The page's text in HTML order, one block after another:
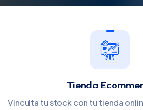
Tienda
Vinculta tu stock con tu tienda